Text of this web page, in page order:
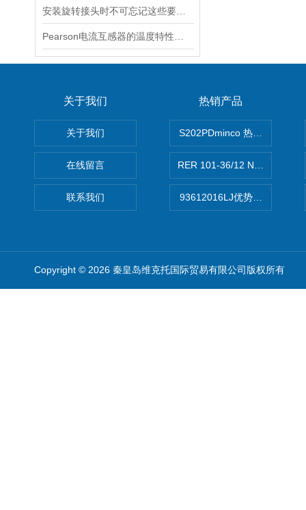
关于我们
关于我们
在线留言
联系我们
热销产品
S202PDminco 热电阻
RER 101-36/12 NHH离心
93612016LJ优势供应美国
Copyright © 2026 秦皇岛维克托国际贸易有限公司版权所有